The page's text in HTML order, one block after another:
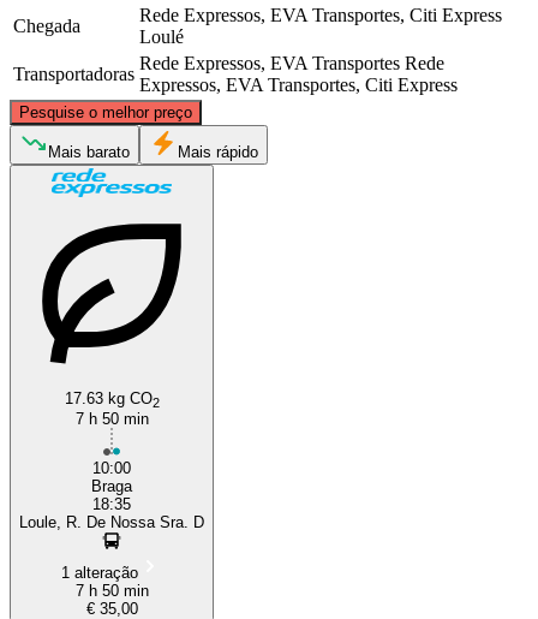
Chegada
Rede Expressos, EVA Transportes, Citi Express
Loulé
Transportadoras
Rede Expressos, EVA Transportes Rede
Expressos, EVA Transportes, Citi Express
Pesquise o melhor preço
Braga
©CARTO, ©OpenStreetMapcontributors
Mais barato Mais rápido
17.63 kg CO2
7 h 50 min
10:00
Braga
18:35
Loule, R. De Nossa Sra. D
1 alteração
7 h 50 min
€ 35,00